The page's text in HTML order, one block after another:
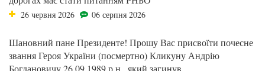
26 червня 2026 06 серпня 2026
Шановний пане Президенте! Прошу Вас присвоїти почесне
звання Героя України (посмертно) Кликуну Андрію
Богдановичу 26.09.1989 р.н., який загинув